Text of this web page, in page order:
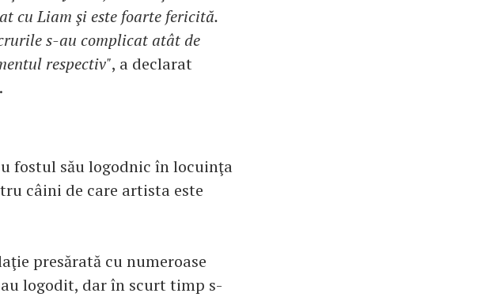
cu Liam şi este foarte fericită.
s-au complicat atât de
respectiv", a declarat
fostul său logodnic în locuinţa
câini de care artista este
presărată cu numeroase
logodit, dar în scurt timp s-